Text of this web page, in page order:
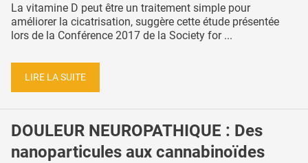
La vitamine D peut être un traitement simple pour
améliorer la cicatrisation, suggère cette étude présentée
lors de la Conférence 2017 de la Society for ...
LIRE LA SUITE
DOULEUR NEUROPATHIQUE : Des
nanoparticules aux cannabinoïdes